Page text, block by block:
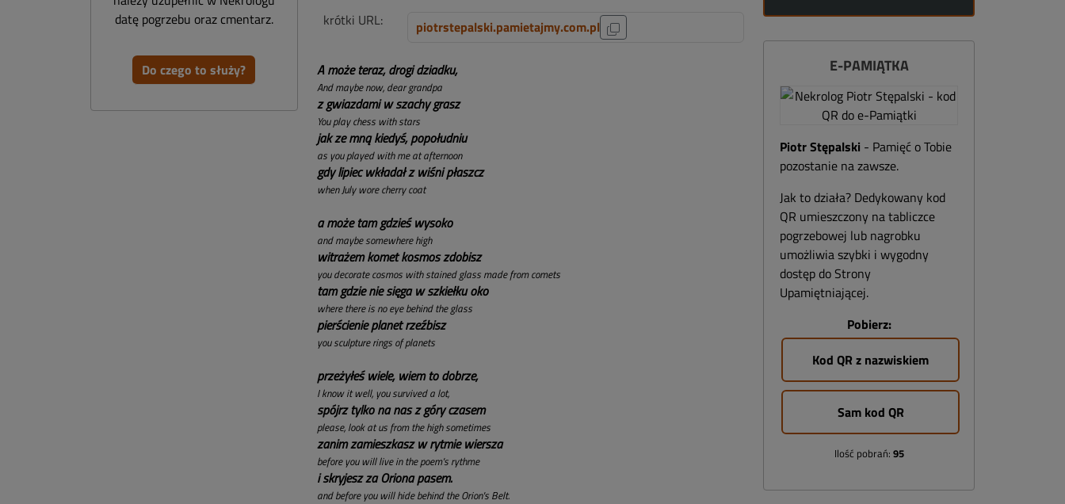
datę pogrzebu oraz cmentarz.
Do czego to służy?
krótki URL:
piotrstepalski.pamietajmy.com.pl
A może teraz, drogi dziadku,
And maybe now, dear grandpa
z gwiazdami w szachy grasz
You play chess with stars
jak ze mną kiedyś, popołudniu
as you played with me at afternoon
gdy lipiec wkładał z wiśni płaszcz
when July wore cherry coat
a może tam gdzieś wysoko
and maybe somewhere high
witrażem komet kosmos zdobisz
you decorate cosmos with stained glass made from comets
tam gdzie nie sięga w szkiełku oko
where there is no eye behind the glass
pierścienie planet rzeźbisz
you sculpture rings of planets
przeżyłeś wiele, wiem to dobrze,
I know it well, you survived a lot,
spójrz tylko na nas z góry czasem
please, look at us from the high sometimes
zanim zamieszkasz w rytmie wiersza
before you will live in the poem's rythme
i skryjesz za Oriona pasem.
and before you will hide behind the Orion's Belt.
E-PAMIĄTKA
Piotr Stępalski - Pamięć o Tobie
pozostanie na zawsze.
Jak to działa? Dedykowany kod
QR umieszczony na tabliczce
pogrzebowej lub nagrobku
umożliwia szybki i wygodny
dostęp do Strony
Upamiętniającej.
Pobierz:
Kod QR z nazwiskiem
Sam kod QR
Ilość pobrań: 95